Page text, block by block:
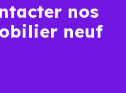
nos
neuf